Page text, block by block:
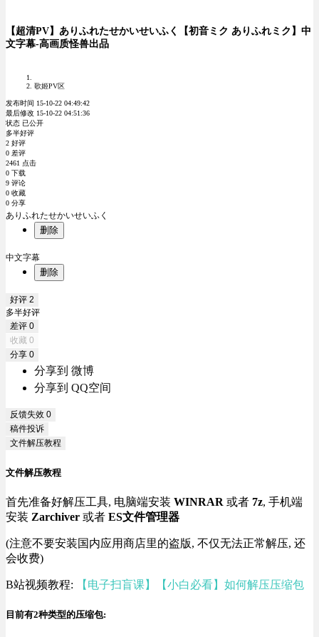
【超清PV】ありふれたせかいせいふく【初音ミク ありふれミク】中
文字幕-高画质怪兽出品
歌姬PV区
发布时间 15-10-22 04:49:42
最后修改 15-10-22 04:51:36
状态 已公开
多半好评
2 好评
0 差评
2461 点击
0 下载
9 评论
0 收藏
0 分享
ありふれたせかいせいふく
删除
中文字幕
删除
好评 2
多半好评
差评 0
收藏 0
分享 0
分享到 微博
分享到 QQ空间
反馈失效 0
稿件投诉
文件解压教程
文件解压教程
首先准备好解压工具, 电脑端安装 WINRAR 或者 7z, 手机端
安装 Zarchiver 或者 ES文件管理器
(注意不要安装国内应用商店里的盗版, 不仅无法正常解压, 还
会收费)
B站视频教程: 【电子扫盲课】【小白必看】如何解压压缩包
目前有2种类型的压缩包: